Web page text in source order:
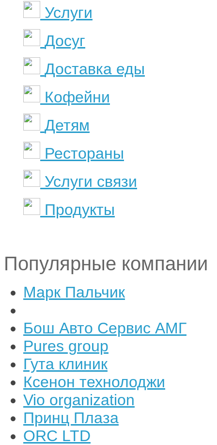
Услуги
Досуг
Доставка еды
Кофейни
Детям
Рестораны
Услуги связи
Продукты
Популярные компании
Марк Пальчик
Бош Авто Сервис АМГ
Pures group
Гута клиник
Ксенон технолоджи
Vio organization
Принц Плаза
ORC LTD